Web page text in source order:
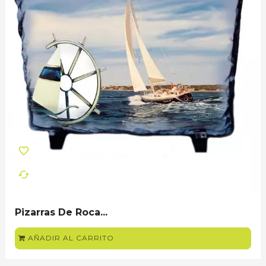
favorite_border
cached
Pizarras De Roca...
AÑADIR AL CARRITO